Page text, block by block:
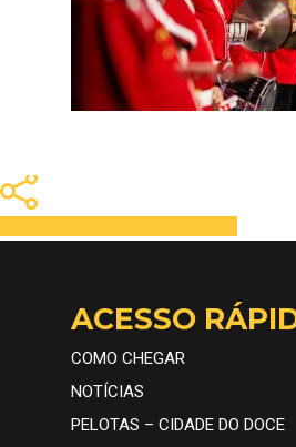
ACESSO
COMO CHEGAR
NOTÍCIAS
PELOTAS – CIDADE DO DOCE